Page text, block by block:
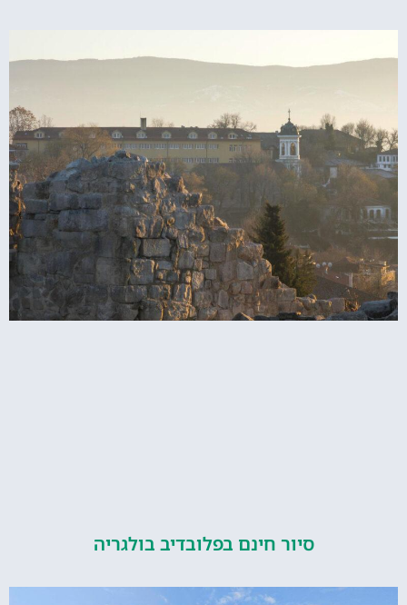
סיור חינם בפלובדיב בולגריה